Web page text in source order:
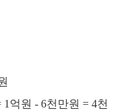
1억원 - 6천만원 = 4천